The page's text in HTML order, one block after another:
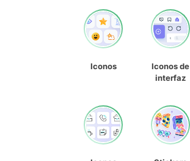
Iconos
Iconos de
interfaz